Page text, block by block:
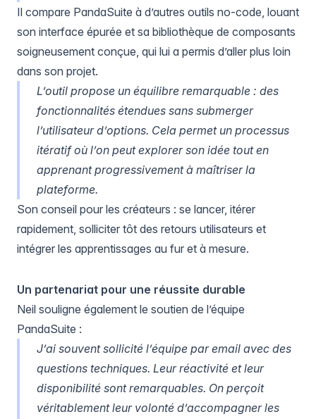
Il compare PandaSuite à d’autres outils no-code, louant
son interface épurée et sa bibliothèque de composants
soigneusement conçue, qui lui a permis d’aller plus loin
dans son projet.
L’outil propose un équilibre remarquable : des
fonctionnalités étendues sans submerger
l’utilisateur d’options. Cela permet un processus
itératif où l’on peut explorer son idée tout en
apprenant progressivement à maîtriser la
plateforme.
Son conseil pour les créateurs : se lancer, itérer
rapidement, solliciter tôt des retours utilisateurs et
intégrer les apprentissages au fur et à mesure.
Un partenariat pour une réussite durable
Neil souligne également le soutien de l’équipe
PandaSuite :
J’ai souvent sollicité l’équipe par email avec des
questions techniques. Leur réactivité et leur
disponibilité sont remarquables. On perçoit
véritablement leur volonté d’accompagner les